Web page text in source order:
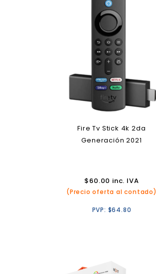
Fire Tv Stick 4k 2da
Generación 2021
$60.00 inc. IVA
(Precio oferta al contado)
PVP: $64.80